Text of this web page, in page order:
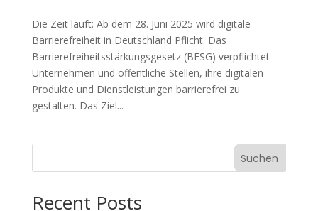
Die Zeit läuft: Ab dem 28. Juni 2025 wird digitale
Barrierefreiheit in Deutschland Pflicht. Das
Barrierefreiheitsstärkungsgesetz (BFSG) verpflichtet
Unternehmen und öffentliche Stellen, ihre digitalen
Produkte und Dienstleistungen barrierefrei zu
gestalten. Das Ziel...
Suchen
Recent Posts